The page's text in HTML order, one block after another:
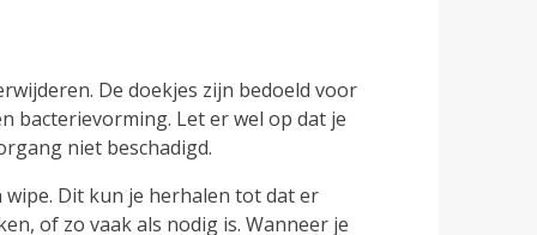
De doekjes zijn bedoeld voor
bacterievorming. Let er wel op dat je
niet beschadigd.
Dit kun je herhalen tot dat er
of zo vaak als nodig is. Wanneer je